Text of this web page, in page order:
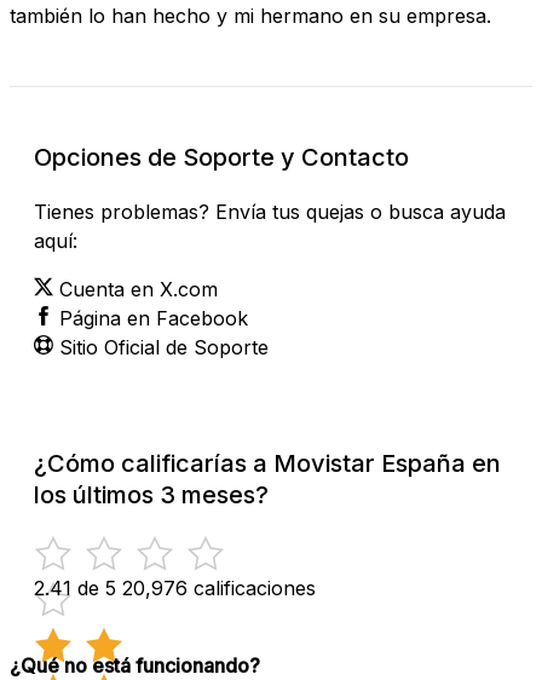
también lo han hecho y mi hermano en su empresa.
Opciones de Soporte y Contacto
Tienes problemas? Envía tus quejas o busca ayuda
aquí:
Cuenta en X.com
Página en Facebook
Sitio Oficial de Soporte
¿Cómo calificarías a Movistar España en
los últimos 3 meses?
2.41 de 5 20,976 calificaciones
¿Qué no está funcionando?